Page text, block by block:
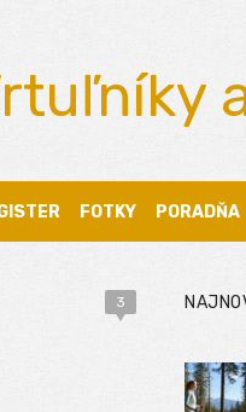
FOTKY PORADŇA
3